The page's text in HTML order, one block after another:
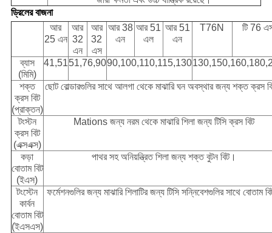
ড্রিলের বাজনা
আর
25 এন
আর
32
এন
আর
32
এস
আর 38
এন
আর 51
এল
আর 51
এন
T76N টি 76
ব্যাস
(মিমি)
41,5151,76,9090,100,110,115,130
শক্ত
ক্রস বিট
(প্রাক্তন)
ছোট বোল্ডারগুলির সাথে আলগা থেকে মাঝারি ঘন অবস্থার জন্য শক্ত ক্রস
টংস্টন
ক্রস বিট
(এক্সএক্স)
Mations জন্য নরম থেকে মাঝারি শিলা জন্য টিসি ক্রস বিট
কড়া
বোতাম বিট
(ইএস)
পাথর সহ অনিয়ন্ত্রিত শিলা জন্য শক্ত বুটন বিট।
টংস্টেন
কার্বন
বোতাম বিট
(ইএসএস)
ফর্মেশনগুলির জন্য মাঝারি শিলাটির জন্য টিসি সন্নিবেশগুলির সাথে বোতাম